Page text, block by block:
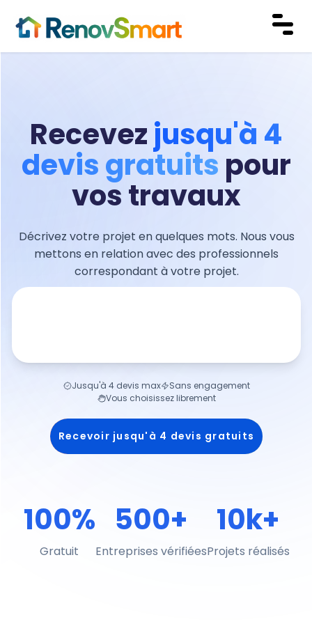
Recevezjusqu'à 4
devis gratuits pour
vos travaux
Décrivez votre projet en quelques mots. Nous vous
mettons en relation avec des professionnels
correspondant à votre projet.
Jusqu'à 4 devis max
Sans engagement
Vous choisissez librement
Recevoir jusqu'à 4 devis gratuits
100%
Gratuit
500+
Entreprises vérifiées
10k+
Projets réalisés